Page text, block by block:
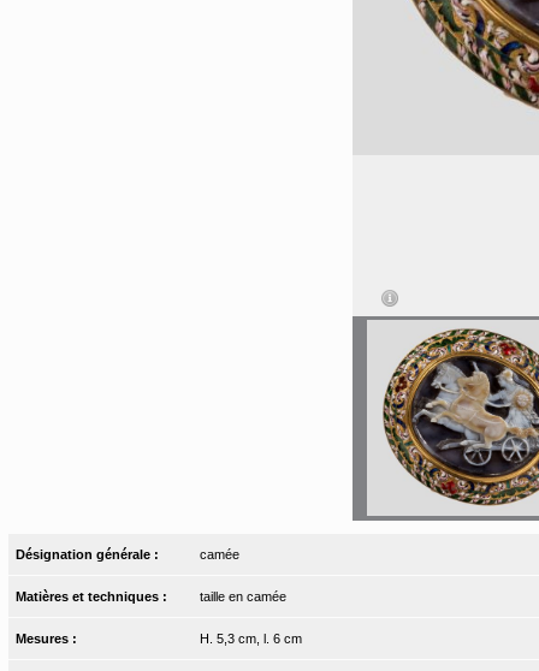
Désignation générale : camée
Matières et techniques : taille en camée
Mesures : H. 5,3 cm, l. 6 cm